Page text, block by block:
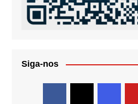
Siga-nos